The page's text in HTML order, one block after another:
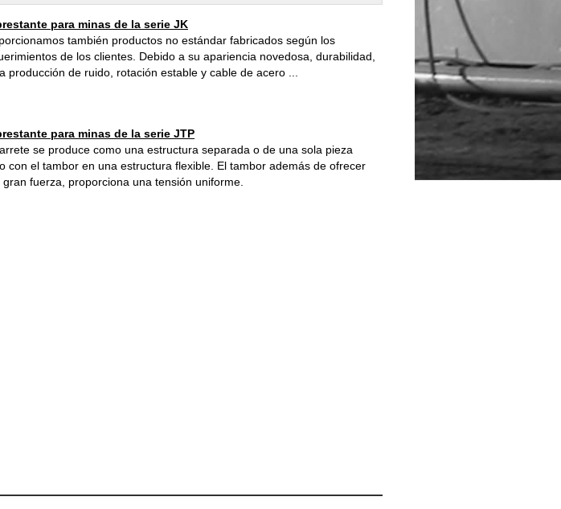
para minas de la serie JK
también productos no estándar fabricados según los
de los clientes. Debido a su apariencia novedosa, durabilidad,
producción de ruido, rotación estable y cable de acero ...
para minas de la serie JTP
se produce como una estructura separada o de una sola pieza
con el tambor en una estructura flexible. El tambor además de ofrecer
gran fuerza, proporciona una tensión uniforme.